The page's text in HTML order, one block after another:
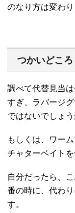
のなり方は変わり
つかいどころ
調べて代替見当
すぎ、ラバージ
ではないでしょう
もしくは、ワー
チャターベイト
自分だったら、
番の時に、代わ
す。